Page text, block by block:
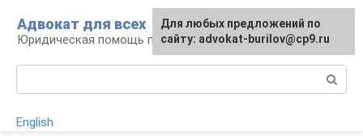
контенту
Адвокат для всех
Юридическая помощь по любому вопросу
English
Для любых предложений по
сайту: advokat-burilov@cp9.ru